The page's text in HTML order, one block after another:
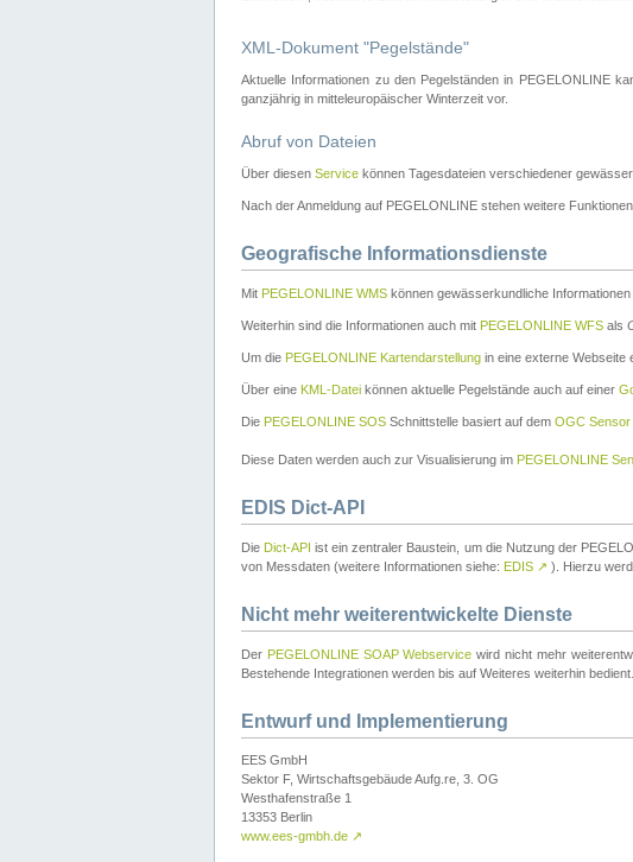
XML-Dokument "Pegelstände"
Aktuelle Informationen zu den Pegelständen in PEGELONLINE
ganzjährig in mitteleuropäischer Winterzeit vor.
Abruf von Dateien
Über diesen Service können Tagesdateien verschiedener
Nach der Anmeldung auf PEGELONLINE stehen weitere
Geografische Informationsdienste
Mit PEGELONLINE WMS können gewässerkundliche Informationen
Weiterhin sind die Informationen auch mit PEGELONLINE WFS als
Um die PEGELONLINE Kartendarstellung in eine externe Webseite
Über eine KML-Datei können aktuelle Pegelstände auch auf einer
Die PEGELONLINE SOS Schnittstelle basiert auf dem OGC Sensor
Diese Daten werden auch zur Visualisierung im PEGELONLINE
EDIS Dict-API
Die Dict-API ist ein zentraler Baustein, um die Nutzung der
von Messdaten (weitere Informationen siehe: EDIS ↗ ). Hierzu
Nicht mehr weiterentwickelte Dienste
Der PEGELONLINE SOAP Webservice wird nicht mehr
Bestehende Integrationen werden bis auf Weiteres weiterhin bedient.
Entwurf und Implementierung
EES GmbH
Sektor F, Wirtschaftsgebäude Aufg.re, 3. OG
Westhafenstraße 1
13353 Berlin
www.ees-gmbh.de ↗